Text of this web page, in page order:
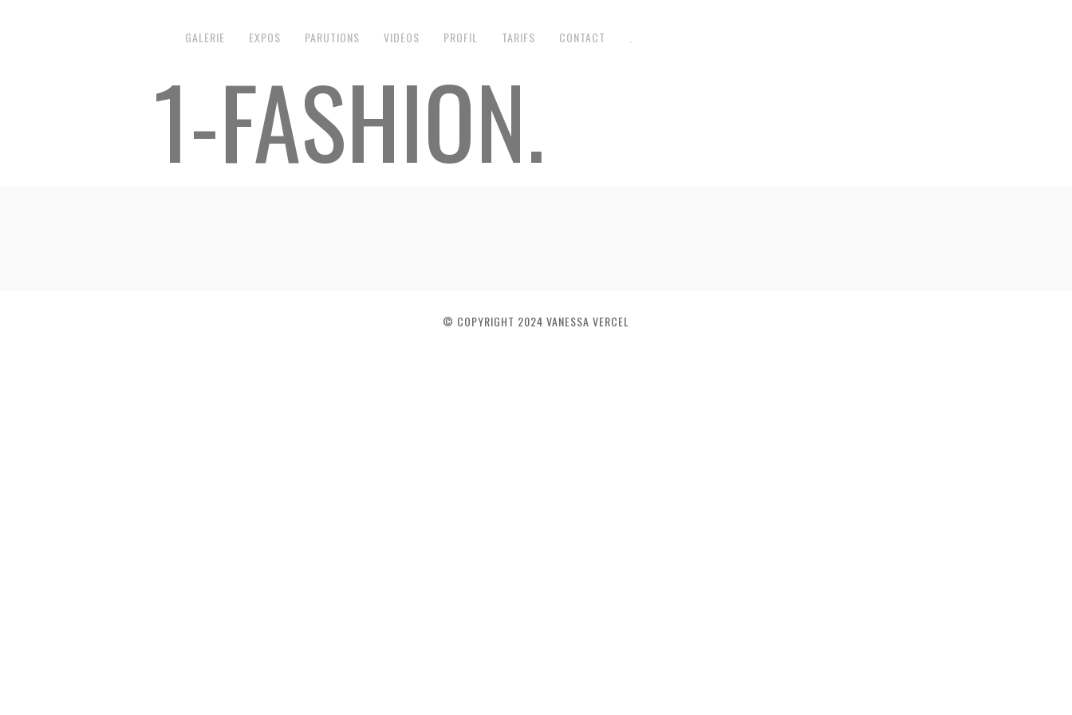
GALERIE EXPOS PARUTIONS VIDEOS PROFIL TARIFS CONTACT
1-FASHION.
© COPYRIGHT 2024 VANESSA VERCEL